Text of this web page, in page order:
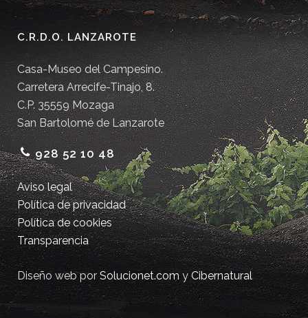
C.R.D.O. LANZAROTE
Casa-Museo del Campesino.
Carretera Arrecife-Tinajo, 8.
C.P. 35559 Mozaga
San Bartolomé de Lanzarote
928 52 10 48
Aviso legal
Política de privacidad
Política de cookies
Transparencia
Diseño web porSolucionet.comyCibernatural